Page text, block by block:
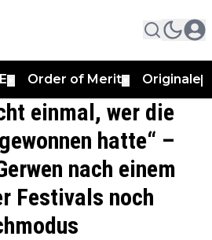
Order of Merit Originale
einmal, wer die
hatte“ –
nach einem
Festivals noch